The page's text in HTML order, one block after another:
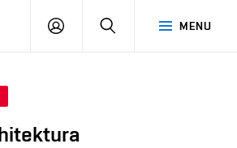
MENU
PŘIHLÁSIT